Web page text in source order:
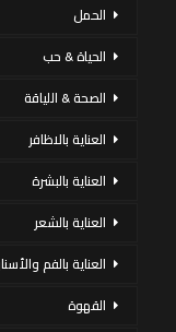
الحمل
الحياة & حب
الصحة & اللياقة
العناية بالاظافر
العناية بالبشرة
العناية بالشعر
العناية بالفم
القهوة